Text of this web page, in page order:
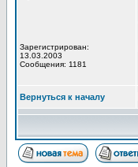
Зарегистрирован:
13.03.2003
Сообщения: 1181
Вернуться к началу